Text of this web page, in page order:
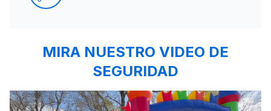
MIRA NUESTRO VIDEO DE
SEGURIDAD